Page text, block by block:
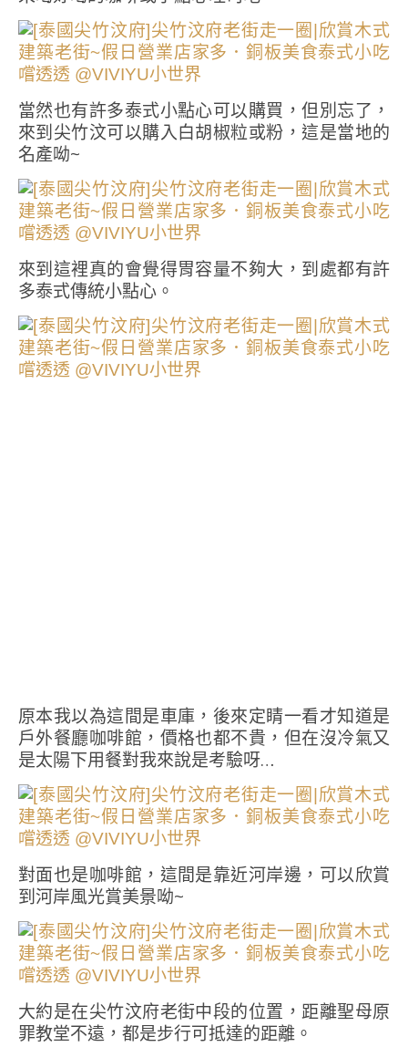
當然也有許多泰式小點心可以購買，但別忘了，
來到尖竹汶可以購入白胡椒粒或粉，這是當地的
名產呦~
來到這裡真的會覺得胃容量不夠大，到處都有許
多泰式傳統小點心。
原本我以為這間是車庫，後來定睛一看才知道是
戶外餐廳咖啡館，價格也都不貴，但在沒冷氣又
是太陽下用餐對我來說是考驗呀…
對面也是咖啡館，這間是靠近河岸邊，可以欣賞
到河岸風光賞美景呦~
大約是在尖竹汶府老街中段的位置，距離聖母原
罪教堂不遠，都是步行可抵達的距離。